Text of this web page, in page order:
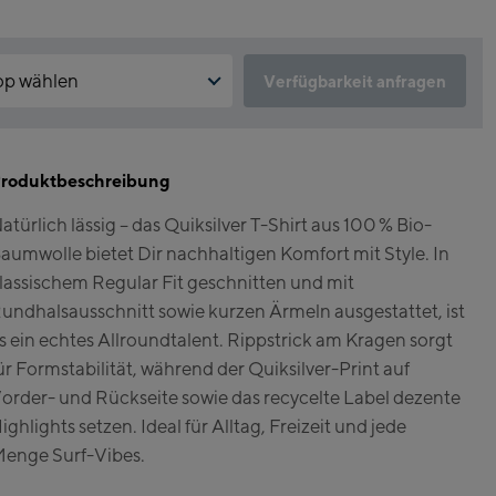
wählen
Kaprun
Talstation /
station
Alpincenter
/ Top station)
Kaprun
Outlet
Servicecenter Kaprun
Verfügbarkeit anfragen
auf folgenden Link.
& Reserve zulassen
lässig – das Quiksilver T-Shirt aus 100 % Bio-
bietet Dir nachhaltigen Komfort mit Style. In
Regular Fit geschnitten und mit
sowie kurzen Ärmeln ausgestattet, ist
ein echtes Allroundtalent. Rippstrick am Kragen sorgt
Formstabilität, während der Quiksilver-Print auf
und Rückseite sowie das recycelte Label dezente
setzen. Ideal für Alltag, Freizeit und jede
Surf-Vibes.